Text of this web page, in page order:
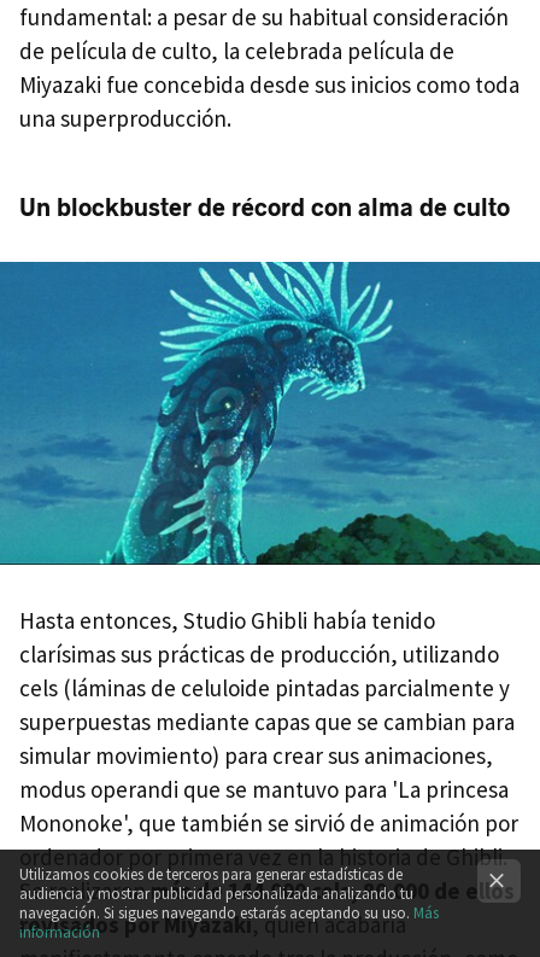
fundamental: a pesar de su habitual consideración
de película de culto, la celebrada película de
Miyazaki fue concebida desde sus inicios como toda
una superproducción.
Un blockbuster de récord con alma de culto
Hasta entonces, Studio Ghibli había tenido
clarísimas sus prácticas de producción, utilizando
cels (láminas de celuloide pintadas parcialmente y
superpuestas mediante capas que se cambian para
simular movimiento) para crear sus animaciones,
modus operandi que se mantuvo para 'La princesa
Mononoke', que también se sirvió de animación por
ordenador por primera vez en la historia de Ghibli.
Se realizaronmás de 144.000 cels, 80.000 de ellos
revisados por Miyazaki, quien acabaría
Utilizamos cookies de terceros para generar estadísticas de
audiencia y mostrar publicidad personalizada analizando tu
navegación. Si sigues navegando estarás aceptando su uso. Más
información